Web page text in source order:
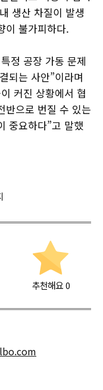
생산 차질이 발생
이 불가피하다.
정 공장 가동 문제
되는 사안”이라며
커진 상황에서 협
반으로 번질 수 있는
중요하다”고 말했
추천해요 0